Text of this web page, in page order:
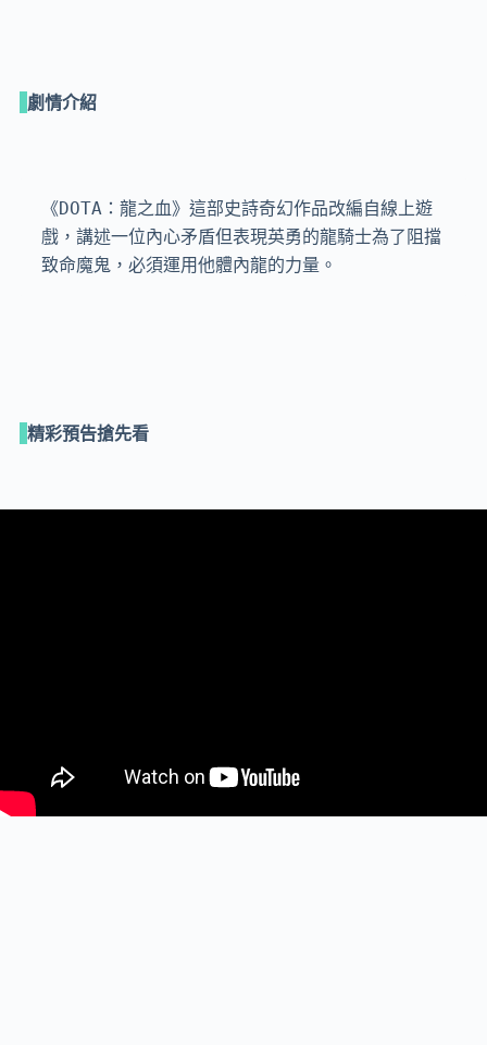
劇情介紹
《DOTA：龍之血》這部史詩奇幻作品改編自線上遊
戲，講述一位內心矛盾但表現英勇的龍騎士為了阻擋
致命魔鬼，必須運用他體內龍的力量。
精彩預告搶先看